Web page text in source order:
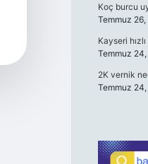
Koç burcu
Temmuz
Kayseri hızlı
Temmuz
2K vernik
Temmuz